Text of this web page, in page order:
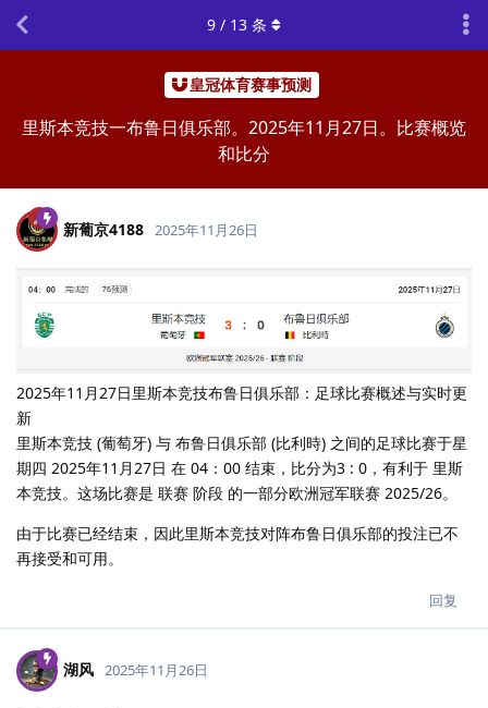
皇冠体育赛事预测
里斯本竞技一布鲁日俱乐部。2025年11月27日。比赛概览
和比分
9 / 13 条
新葡京4188 2025年11月26日
2025年11月27日里斯本竞技布鲁日俱乐部：足球比赛概述与实时更
新
里斯本竞技 (葡萄牙) 与 布鲁日俱乐部 (比利時) 之间的足球比赛于星
期四 2025年11月27日 在 04：00 结束，比分为3 : 0，有利于 里斯
本竞技。这场比赛是 联赛 阶段 的一部分欧洲冠军联赛 2025/26。
由于比赛已经结束，因此里斯本竞技对阵布鲁日俱乐部的投注已不
再接受和可用。
回复
湖风 2025年11月26日